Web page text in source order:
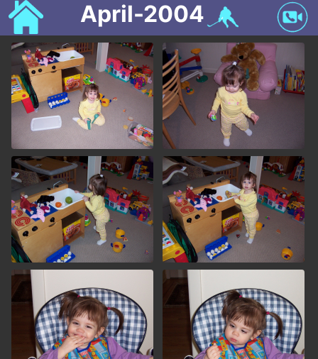
April-2004